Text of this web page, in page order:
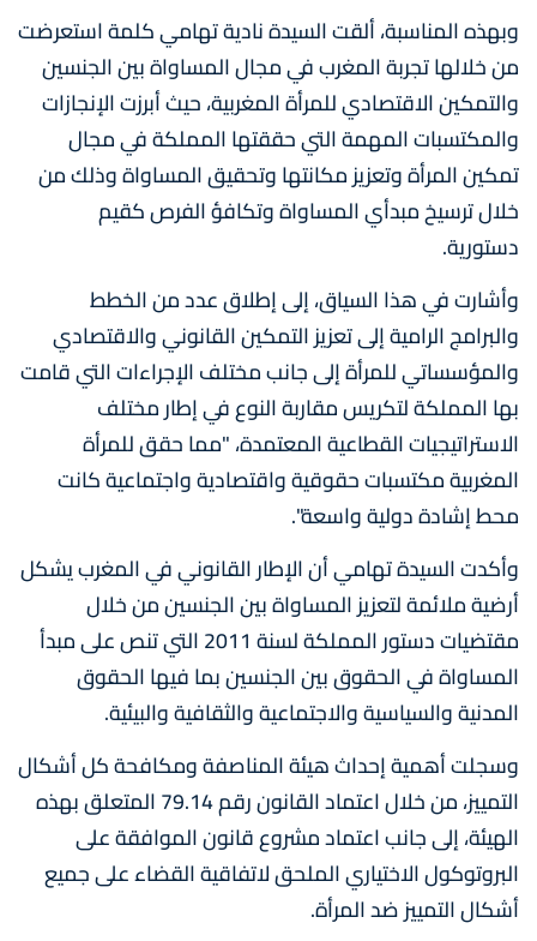
وبهذه المناسبة، ألقت السيدة نادية تهامي كلمة استعرضت
من خلالها تجربة المغرب في مجال المساواة بين الجنسين
والتمكين الاقتصادي للمرأة المغربية، حيث أبرزت الإنجازات
والمكتسبات المهمة التي حققتها المملكة في مجال
تمكين المرأة وتعزيز مكانتها وتحقيق المساواة وذلك من
خلال ترسيخ مبدأي المساواة وتكافؤ الفرص كقيم
دستورية.
وأشارت في هذا السياق، إلى إطلاق عدد من الخطط
والبرامج الرامية إلى تعزيز التمكين القانوني والاقتصادي
والمؤسساتي للمرأة إلى جانب مختلف الإجراءات التي قامت
بها المملكة لتكريس مقاربة النوع في إطار مختلف
الاستراتيجيات القطاعية المعتمدة، "مما حقق للمرأة
المغربية مكتسبات حقوقية واقتصادية واجتماعية كانت
محط إشادة دولية واسعة".
وأكدت السيدة تهامي أن الإطار القانوني في المغرب يشكل
أرضية ملائمة لتعزيز المساواة بين الجنسين من خلال
مقتضيات دستور المملكة لسنة 2011 التي تنص على مبدأ
المساواة في الحقوق بين الجنسين بما فيها الحقوق
المدنية والسياسية والاجتماعية والثقافية والبيئية.
وسجلت أهمية إحداث هيئة المناصفة ومكافحة كل أشكال
التمييز، من خلال اعتماد القانون رقم 79.14 المتعلق بهذه
الهيئة، إلى جانب اعتماد مشروع قانون الموافقة على
البروتوكول الاختياري الملحق لاتفاقية القضاء على جميع
أشكال التمييز ضد المرأة.